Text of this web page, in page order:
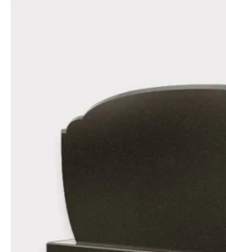
5 моделей
Надгробные плиты
Благоустройство
42 модели
Гранитные ограды